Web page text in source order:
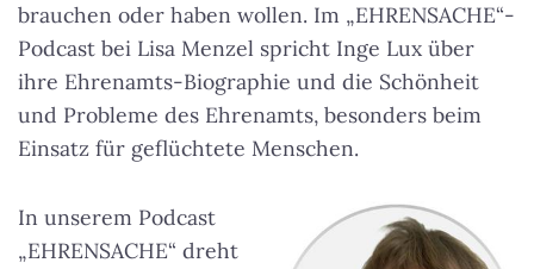
brauchen oder haben wollen. Im „EHRENSACHE“-
Podcast bei Lisa Menzel spricht Inge Lux über
ihre Ehrenamts-Biographie und die Schönheit
und Probleme des Ehrenamts, besonders beim
Einsatz für geflüchtete Menschen.
In unserem Podcast
„EHRENSACHE“ dreht